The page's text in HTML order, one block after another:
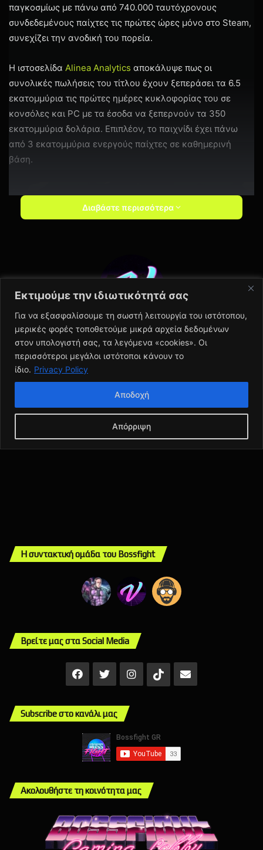
Η συντακτική ομάδα του Bossfight
Βρείτε μας στα Social Media
Facebook
X InstagramTikTokMail
Subscribe στο κανάλι μας
Ακολουθήστε τη κοινότητα μας